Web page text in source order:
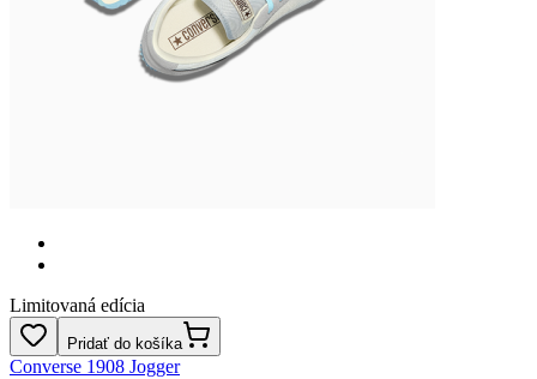
Limitovaná edícia
Pridať do košíka
Converse 1908 Jogger